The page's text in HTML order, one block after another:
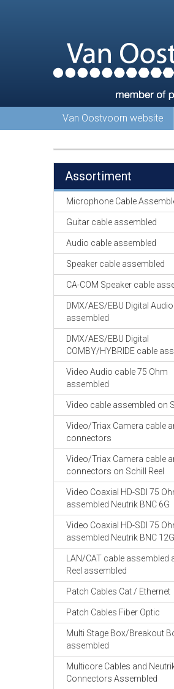
Van Oostvoorn website
Assortiment
Microphone Cable
Guitar cable assembled
Audio cable assembled
Speaker cable assembled
CA-COM Speaker cable
DMX/AES/EBU Digital
assembled
DMX/AES/EBU Digital
COMBY/HYBRIDE cable
Video Audio cable 75 Ohm
assembled
Video cable assembled on
Video/Triax Camera cable
connectors
Video/Triax Camera cable
connectors on Schill Reel
Video Coaxial HD-SDI 75
assembled Neutrik BNC 6G
Video Coaxial HD-SDI 75
assembled Neutrik BNC 12G
LAN/CAT cable assembled
Reel assembled
Patch Cables Cat / Ethernet
Patch Cables Fiber Optic
Multi Stage Box/Breakout
assembled
Multicore Cables and
Connectors Assembled